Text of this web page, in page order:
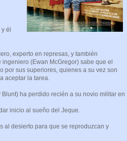
él
experto en represas, y también
(Ewan McGregor) sabe que el
por sus superiores, quienes a su vez son
aceptar la tarea.
ha perdido recién a su novio militar en
inicio al sueño del Jeque.
al desierto para que se reproduzcan y